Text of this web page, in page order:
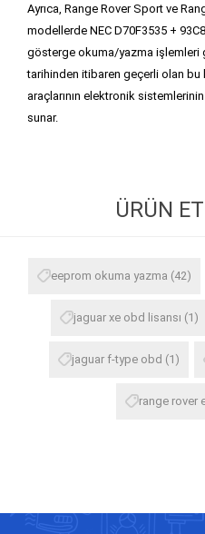
Ayrıca, Range Rover Sport ve
modellerde NEC D70F3535 +
gösterge okuma/yazma işlemleri
tarihinden itibaren geçerli olan bu
araçlarının elektronik
sunar.
ÜRÜN
eeprom okuma yazma (42)
jaguar xe obd lisansı (1)
jaguar f-type obd (1)
range rover